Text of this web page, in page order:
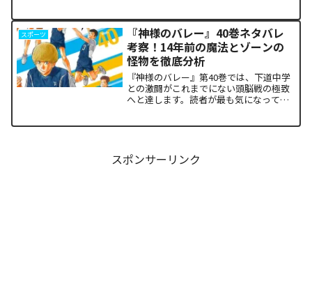
ドの裏側で、本作最大のミステリーであ
った「アルクの正体」と...
スポーツ
『神様のバレー』40巻ネタバレ
考察！14年前の魔法とゾーンの
怪物を徹底分析
『神様のバレー』第40巻では、下道中学
との激闘がこれまでにない頭脳戦の極致
へと達します。読者が最も気になってい
スポンサーリンク